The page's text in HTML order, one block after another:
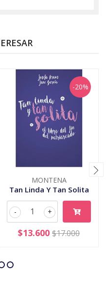
-20%
MONTENA
Tan Linda Y Tan Solita
+
-
$13.600 $17.000